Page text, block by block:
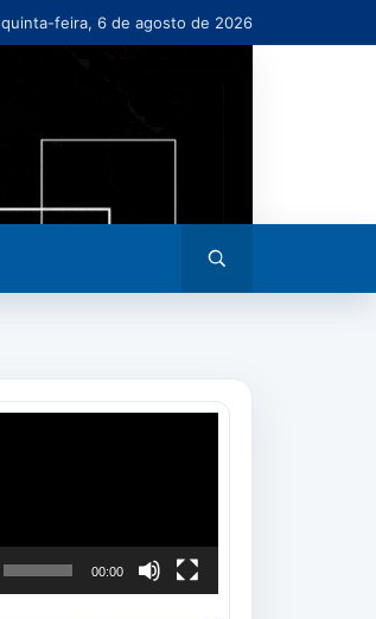
quinta-feira, 6 de agosto de 2026
busca
00:00